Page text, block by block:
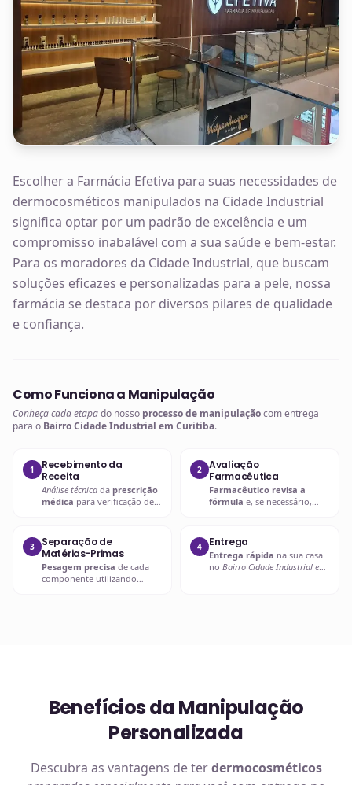
Escolher a Farmácia Efetiva para suas necessidades de
dermocosméticos manipulados na Cidade Industrial
significa optar por um padrão de excelência e um
compromisso inabalável com a sua saúde e bem-estar.
Para os moradores da Cidade Industrial, que buscam
soluções eficazes e personalizadas para a pele, nossa
farmácia se destaca por diversos pilares de qualidade
e confiança.
Como Funciona a Manipulação
Conheça cada etapado nosso processo de manipulaçãocom entrega
para o Bairro Cidade Industrial em Curitiba.
1
Recebimento da
Receita
Análise técnica da prescrição
médica para verificação de
2
Avaliação
Farmacêutica
Farmacêutico revisa a
fórmula e, se necessário,
esclarecimentos.
3
Separação de
Matérias-Primas
Pesagem precisa de cada
componente utilizando
4 Entrega
Entrega rápida na sua casa
no Bairro Cidade Industrial em
Benefícios da Manipulação
Personalizada
Descubra as vantagens de terdermocosméticos